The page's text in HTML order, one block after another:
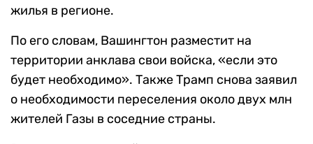
жилья в регионе.
По его словам, Вашингтон разместит на
территории анклава свои войска, «если это
будет необходимо». Также Трамп снова заявил
о необходимости переселения около двух млн
жителей Газы в соседние страны.